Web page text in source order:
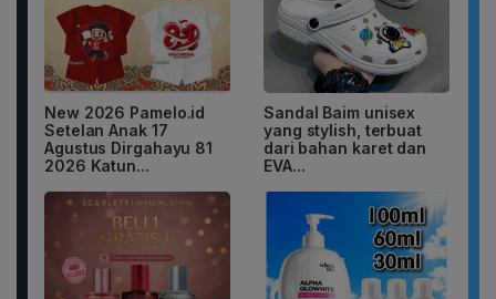
New 2026 Pamelo.id
Setelan Anak 17
Agustus Dirgahayu 81
2026 Katun...
Sandal Baim unisex
yang stylish, terbuat
dari bahan karet dan
EVA...